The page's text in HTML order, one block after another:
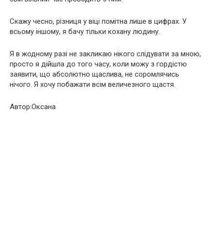
Скажу чесно, різниця у віці помітна лише в цифрах. У
всьому іншому, я бачу тільки кохану людину.
Я в жодному разі не закликаю нікого слідувати за мною,
просто я дійшла до того часу, коли можу з гордістю
заявити, що абсолютно щаслива, не соромлячись
нічого. Я хочу побажати всім величезного щастя.
Автор:Оксана